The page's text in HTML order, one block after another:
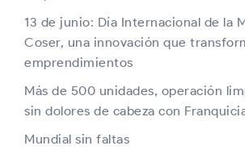
13 de junio: Día Internacional de la
Coser, una innovación que
emprendimientos
Más de 500 unidades, operación
sin dolores de cabeza con
Mundial sin faltas